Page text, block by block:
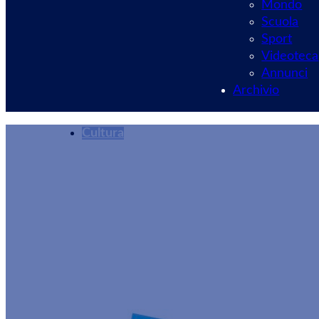
Mondo
Scuola
Sport
Videoteca
Annunci
Archivio
Cultura